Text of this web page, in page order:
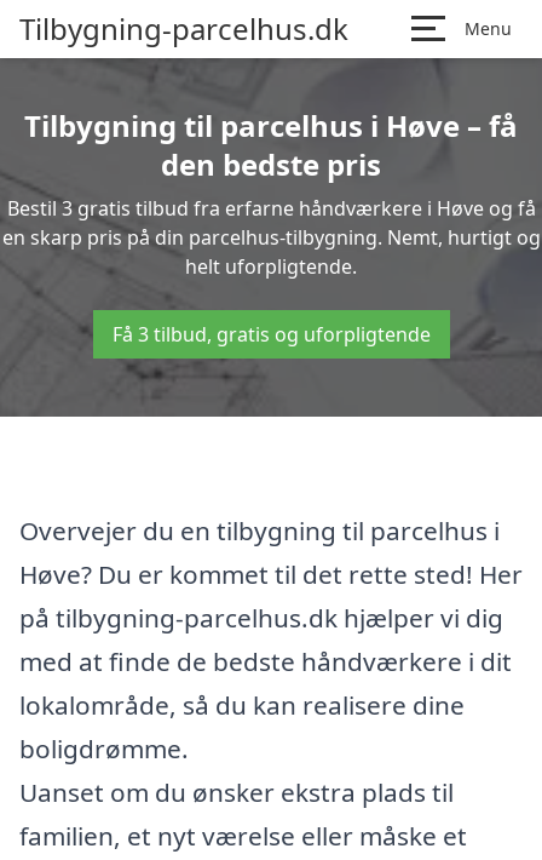
Tilbygning-parcelhus.dk Menu
Tilbygning til parcelhus i Høve – få
den bedste pris
Bestil 3 gratis tilbud fra erfarne håndværkere i Høve og få
en skarp pris på din parcelhus-tilbygning. Nemt, hurtigt og
helt uforpligtende.
Få 3 tilbud, gratis og uforpligtende
Overvejer du en tilbygning til parcelhus i
Høve? Du er kommet til det rette sted! Her
på tilbygning-parcelhus.dk hjælper vi dig
med at finde de bedste håndværkere i dit
lokalområde, så du kan realisere dine
boligdrømme.
Uanset om du ønsker ekstra plads til
familien, et nyt værelse eller måske et